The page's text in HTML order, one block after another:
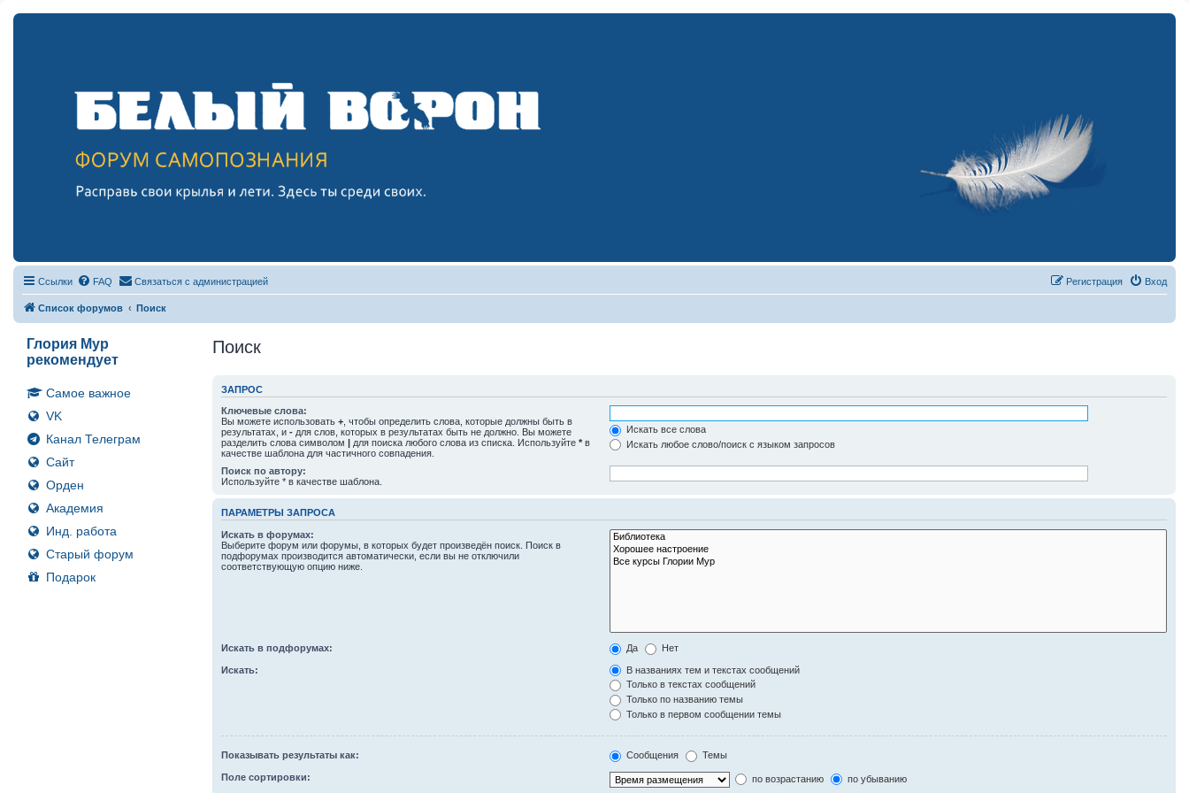
Ссылки FAQ Связаться с администрацией Вход
Регистрация
Список форумов Поиск
Глория Мур
рекомендует
Самое важное
VK
Канал Телеграм
Сайт
Орден
Академия
Инд. работа
Старый форум
Подарок
Поиск
ЗАПРОС
Ключевые слова:
Вы можете использовать+ , чтобы определить слова, которые должны быть в
результатах, и- для слов, которых в результатах быть не должно. Вы можете
разделить слова символом| для поиска любого слова из списка. Используйте* в
качестве шаблона для частичного совпадения.
Искать все слова
Искать любое слово/поиск с языком запросов
Поиск по автору:
Используйте * в качестве шаблона.
ПАРАМЕТРЫ ЗАПРОСА
Искать в форумах:
Выберите форум или форумы, в которых будет произведён поиск. Поиск в
подфорумах производится автоматически, если вы не отключили
соответствующую опцию ниже.
Искать в подфорумах: Да Нет
Искать:
В названиях тем и текстах сообщений
Только в текстах сообщений
Только по названию темы
Только в первом сообщении темы
Показывать результаты как: Сообщения Темы
Поле сортировки: по возрастанию по убыванию